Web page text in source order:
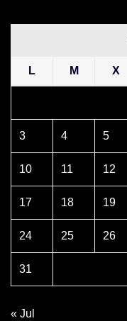
L M X
3 4 5
10 11 12
17 18 19
24 25 26
31
« Jul